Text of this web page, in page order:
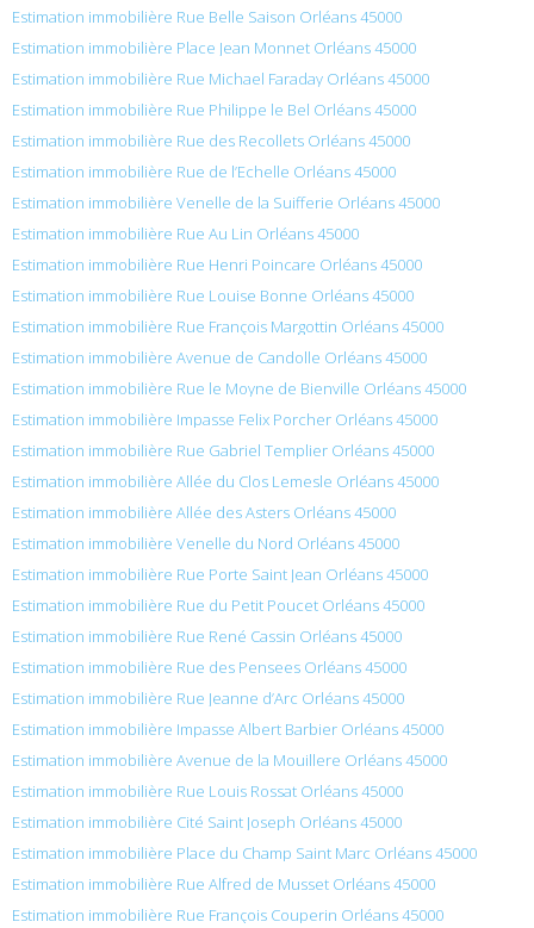
Estimation immobilière Rue Belle Saison Orléans 45000
Estimation immobilière Place Jean Monnet Orléans 45000
Estimation immobilière Rue Michael Faraday Orléans 45000
Estimation immobilière Rue Philippe le Bel Orléans 45000
Estimation immobilière Rue des Recollets Orléans 45000
Estimation immobilière Rue de l’Echelle Orléans 45000
Estimation immobilière Venelle de la Suifferie Orléans 45000
Estimation immobilière Rue Au Lin Orléans 45000
Estimation immobilière Rue Henri Poincare Orléans 45000
Estimation immobilière Rue Louise Bonne Orléans 45000
Estimation immobilière Rue François Margottin Orléans 45000
Estimation immobilière Avenue de Candolle Orléans 45000
Estimation immobilière Rue le Moyne de Bienville Orléans 45000
Estimation immobilière Impasse Felix Porcher Orléans 45000
Estimation immobilière Rue Gabriel Templier Orléans 45000
Estimation immobilière Allée du Clos Lemesle Orléans 45000
Estimation immobilière Allée des Asters Orléans 45000
Estimation immobilière Venelle du Nord Orléans 45000
Estimation immobilière Rue Porte Saint Jean Orléans 45000
Estimation immobilière Rue du Petit Poucet Orléans 45000
Estimation immobilière Rue René Cassin Orléans 45000
Estimation immobilière Rue des Pensees Orléans 45000
Estimation immobilière Rue Jeanne d’Arc Orléans 45000
Estimation immobilière Impasse Albert Barbier Orléans 45000
Estimation immobilière Avenue de la Mouillere Orléans 45000
Estimation immobilière Rue Louis Rossat Orléans 45000
Estimation immobilière Cité Saint Joseph Orléans 45000
Estimation immobilière Place du Champ Saint Marc Orléans 45000
Estimation immobilière Rue Alfred de Musset Orléans 45000
Estimation immobilière Rue François Couperin Orléans 45000